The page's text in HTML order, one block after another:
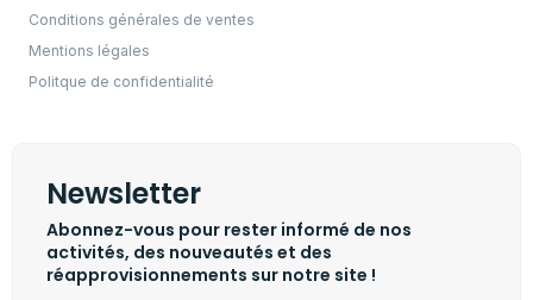
Conditions générales de ventes
Mentions légales
Politque de confidentialité
Newsletter
Abonnez-vous pour rester informé de nos
activités, des nouveautés et des
réapprovisionnements sur notre site !